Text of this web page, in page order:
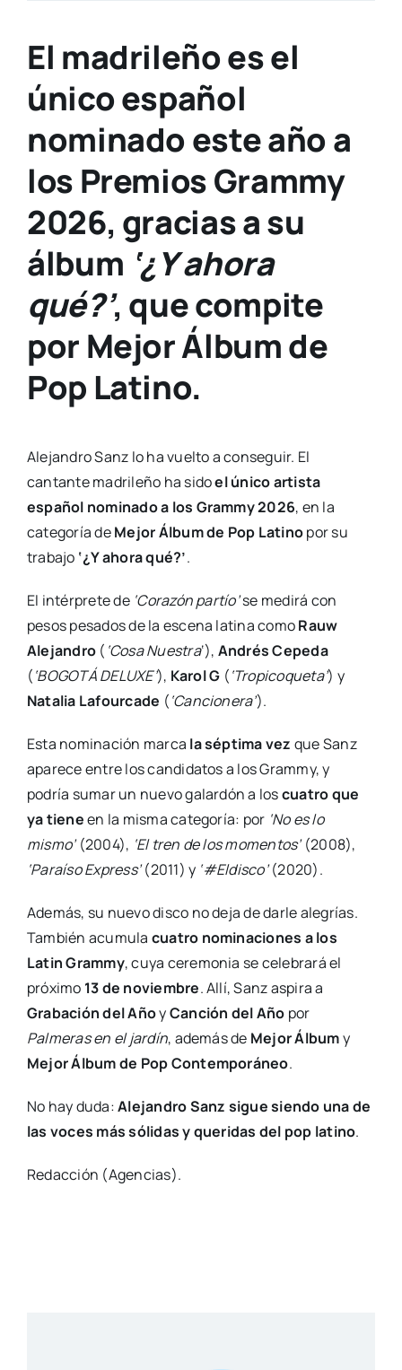
El madrileño es el
único español
nominado este año a
los Premios Grammy
2026, gracias a su
álbum ‘¿Y ahora
qué?’, que compite
por Mejor Álbum de
Pop Latino.
Alejandro Sanz lo ha vuelto a conseguir. El
cantante madrileño ha sidoel único artista
español nominado a los Grammy 2026, en la
categoría deMejor Álbum de Pop Latinopor su
trabajo ‘¿Y ahora qué?’.
El intérprete de ‘Corazón partío’se medirá con
pesos pesados de la escena latina comoRauw
Alejandro ( ‘Cosa Nuestra‘), Andrés Cepeda
(‘BOGOTÁ DELUXE’), Karol G (‘Tropicoqueta’) y
Natalia Lafourcade (‘Cancionera’).
Esta nominación marca la séptima vez que Sanz
aparece entre los candidatos a los Grammy, y
podría sumar un nuevo galardón a loscuatro que
ya tieneen la misma categoría: por ‘No es lo
mismo’(2004), ‘El tren de los momentos’(2008),
‘Paraíso Express’(2011) y ‘#Eldisco’(2020).
Además, su nuevo disco no deja de darle alegrías.
También acumula cuatro nominaciones a los
Latin Grammy, cuya ceremonia se celebrará el
próximo 13 de noviembre. Allí, Sanz aspira a
Grabación del AñoyCanción del Año por
Palmeras en el jardín, además de Mejor Álbumy
Mejor Álbum de Pop Contemporáneo.
No hay duda:Alejandro Sanz sigue siendo una de
las voces más sólidas y queridas del pop latino.
Redacción (Agencias).